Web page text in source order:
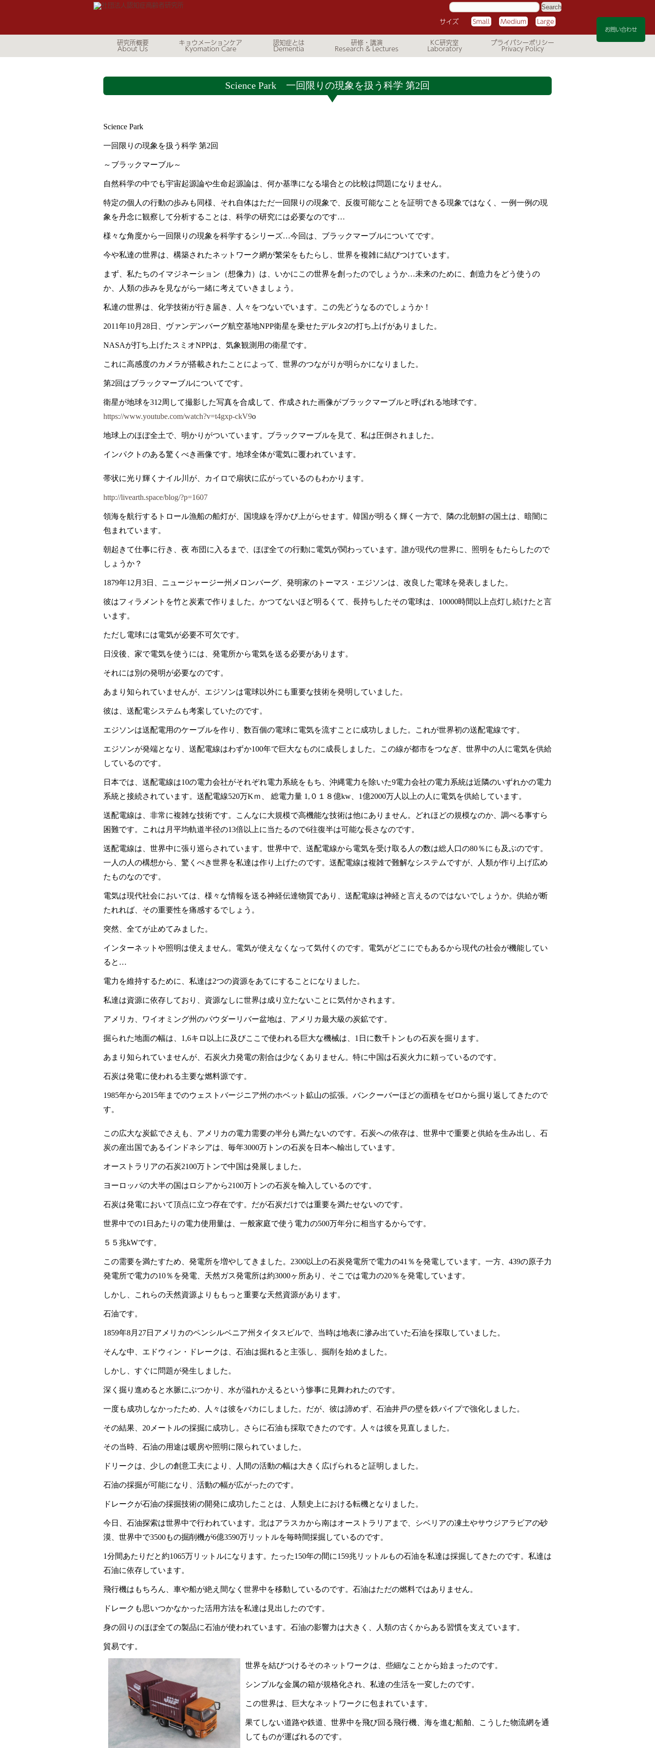
お問い合わせ
サ
イ
ト
内
索:
サイズ Small Medium Large
研究所概要 キョウメーションケア 認知症とは 研修・講演 KC研究室 プライバシーポリシー
Science Park 一回限りの現象を扱う科学 第2回
Science Park
一回限りの現象を扱う科学 第2回
～ブラックマーブル～
自然科学の中でも宇宙起源論や生命起源論は、何か基準になる場合との比較は問題になりません。
特定の個人の行動の歩みも同様、それ自体はただ一回限りの現象で、反復可能なことを証明できる現象ではなく、一例一例の現
象を丹念に観察して分析することは、科学の研究には必要なのです…
様々な角度から一回限りの現象を科学するシリーズ…今回は、ブラックマーブルについてです。
今や私達の世界は、構築されたネットワーク網が繁栄をもたらし、世界を複雑に結びつけています。
まず、私たちのイマジネーション（想像力）は、いかにこの世界を創ったのでしょうか…未来のために、創造力をどう使うの
か、人類の歩みを見ながら一緒に考えていきましょう。
私達の世界は、化学技術が行き届き、人々をつないでいます。この先どうなるのでしょうか！
2011年10月 28日、ヴァンデンバーグ航空基地NPP衛星を乗せたデルタ2の打ち上げがありました。
NASAが打ち上げたスミオNPPは、気象観測用の衛星です。
これに高感度のカメラが搭載されたことによって、世界のつながりが明らかになりました。
第2回はブラックマーブルについてです。
衛星が地球を312周して撮影した写真を合成して、作成された画像がブラックマーブルと呼ばれる地球です。
https://www.youtube.com/watch?v=t4gxp-ckV9o
地球上のほぼ全土で、明かりがついています。ブラックマーブルを見て、私は圧倒されました。
インパクトのある驚くべき画像です。地球全体が電気に覆われています。
帯状に光り輝くナイル川が、カイロで扇状に広がっているのもわかります。
http://livearth.space/blog/?p=1607
領海を航行するトロール漁船の船灯が、国境線を浮かび上がらせます。韓国が明るく輝く一方で、隣の北朝鮮の国土は、暗闇に
包まれています。
朝起きて仕事に行き、夜 布団に入るまで、ほぼ全ての行動に電気が関わっています。誰が現代の世界に、照明をもたらしたので
しょうか？
1879年12 月 3日、ニュージャージー州メロンバーグ、発明家のトーマス・エジソンは、改良した電球を発表しました。
彼はフィラメントを竹と炭素で作りました。かつてないほど明るくて、長持ちしたその電球は、 10000時間以上点灯し続けたと言
います。
ただし電球には電気が必要不可欠です。
日没後、家で電気を使うには、発電所から電気を送る必要があります。
それには別の発明が必要なのです。
あまり知られていませんが、エジソンは電球以外にも重要な技術を発明していました。
彼は、送配電システムも考案していたのです。
エジソンは送配電用のケーブルを作り、数百個の電球に電気を流すことに成功しました。これが世界初の送配電線です。
エジソンが発端となり、送配電線はわずか100年で巨大なものに成長しました。この線が都市をつなぎ、世界中の人に電気を供給
しているのです。
日本では、送配電線は10の電力会社がそれぞれ電力系統をもち、沖縄電力を除いた9電力会社の電力系統は近隣のいずれかの電力
系統と接続されています。送配電線520万Kｍ、 総電力量 1, ０１８億kw 1億2000万人以上の人に電気を供給しています。
送配電線は、非常に複雑な技術です。こんなに大規模で高機能な技術は他にありません。どれほどの規模なのか、調べる事すら
困難です。これは月平均軌道半径の13倍以上に当たるので6往復半は可能な長さなのです。
送配電線は、世界中に張り巡らされています。世界中で、送配電線から電気を受け取る人の数は総人口の80％にも及ぶのです。
一人の人の構想から、驚くべき世界を私達は作り上げたのです。送配電線は複雑で難解なシステムですが、人類が作り上げ広め
たものなのです。
電気は現代社会においては、様々な情報を送る神経伝達物質であり、送配電線は神経と言えるのではないでしょうか。供給が断
たれれば、その重要性を痛感するでしょう。
突然、全てが止めてみました。
インターネットや照明は使えません。電気が使えなくなって気付くのです。電気がどこにでもあるから現代の社会が機能してい
ると…
電力を維持するために、私達は2つの資源をあてにすることになりました。
私達は資源に依存しており、資源なしに世界は成り立たないことに気付かされます。
アメリカ、ワイオミング州のパウダーリバー盆地は、アメリカ最大級の炭鉱です。
掘られた地面の幅は、 1,6キロ以上に及びここで使われる巨大な機械は、 1 日に数千トンもの石炭を掘ります。
あまり知られていませんが、石炭火力発電の割合は少なくありません。特に中国は石炭火力に頼っているのです。
石炭は発電に使われる主要な燃料源です。
1985年から2015年までのウェストバージニア州のホベット鉱山の拡張。バンクーバーほどの面積をゼロから掘り返してきたので
す。
この広大な炭鉱でさえも、アメリカの電力需要の半分も満たないのです。石炭への依存は、世界中で重要と供給を生み出し、石
炭の産出国であるインドネシアは、毎年3000万トンの石炭を日本へ輸出しています。
オーストラリアの石炭2100万トンで中国は発展しました。
ヨーロッパの大半の国はロシアから2100万トンの石炭を輸入しているのです。
石炭は発電において頂点に立つ存在です。だが石炭だけでは重要を満たせないのです。
世界中での1 日あたりの電力使用量は、一般家庭で使う電力の500万年分に相当するからです。
５５兆kWです。
この需要を満たすため、発電所を増やしてきました。 2300以上の石炭発電所で電力の41 ％を発電しています。一方、 439の原子力
発電所で電力の10％を発電、天然ガス発電所は約3000ヶ所あり、そこでは電力の20％を発電しています。
しかし、これらの天然資源よりももっと重要な天然資源があります。
石油です。
1859年8月 27日アメリカのペンシルベニア州タイタスビルで、当時は地表に滲み出ていた石油を採取していました。
そんな中、エドウィン・ドレークは、石油は掘れると主張し、掘削を始めました。
しかし、すぐに問題が発生しました。
深く掘り進めると水脈にぶつかり、水が溢れかえるという惨事に見舞われたのです。
一度も成功しなかったため、人々は彼をバカにしました。だが、彼は諦めず、石油井戸の壁を鉄パイプで強化しました。
その結果、 20 メートルの採掘に成功し。さらに石油も採取できたのです。人々は彼を見直しました。
その当時、石油の用途は暖房や照明に限られていました。
ドリークは、少しの創意工夫により、人間の活動の幅は大きく広げられると証明しました。
石油の採掘が可能になり、活動の幅が広がったのです。
ドレークが石油の採掘技術の開発に成功したことは、人類史上における転機となりました。
今日、石油探索は世界中で行われています。北はアラスカから南はオーストラリアまで、シベリアの凍土やサウジアラビアの砂
漠、世界中で3500もの掘削機が6億3590万リットルを毎時間採掘しているのです。
1分間あたりだと約1065万リットルになります。たった150年の間に159兆リットルもの石油を私達は採掘してきたのです。私達は
石油に依存しています。
飛行機はもちろん、車や船が絶え間なく世界中を移動しているのです。石油はただの燃料ではありません。
ドレークも思いつかなかった活用方法を私達は見出したのです。
身の回りのほぼ全ての製品に石油が使われています。石油の影響力は大きく、人類の古くからある習慣を支えています。
貿易です。
世界を結びつけるそのネットワークは、些細なことから始まったのです。
シンプルな金属の箱が規格化され、私達の生活を一変したのです。
この世界は、巨大なネットワークに包まれています。
果てしない道路や鉄道、世界中を飛び回る飛行機、海を進む船舶、こうした物流網を通
してものが運ばれるのです。